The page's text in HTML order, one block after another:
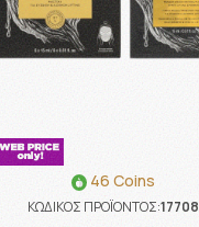
46 Coins
ΚΩΔΙΚΟΣ ΠΡΟΪΟΝΤΟΣ:17708